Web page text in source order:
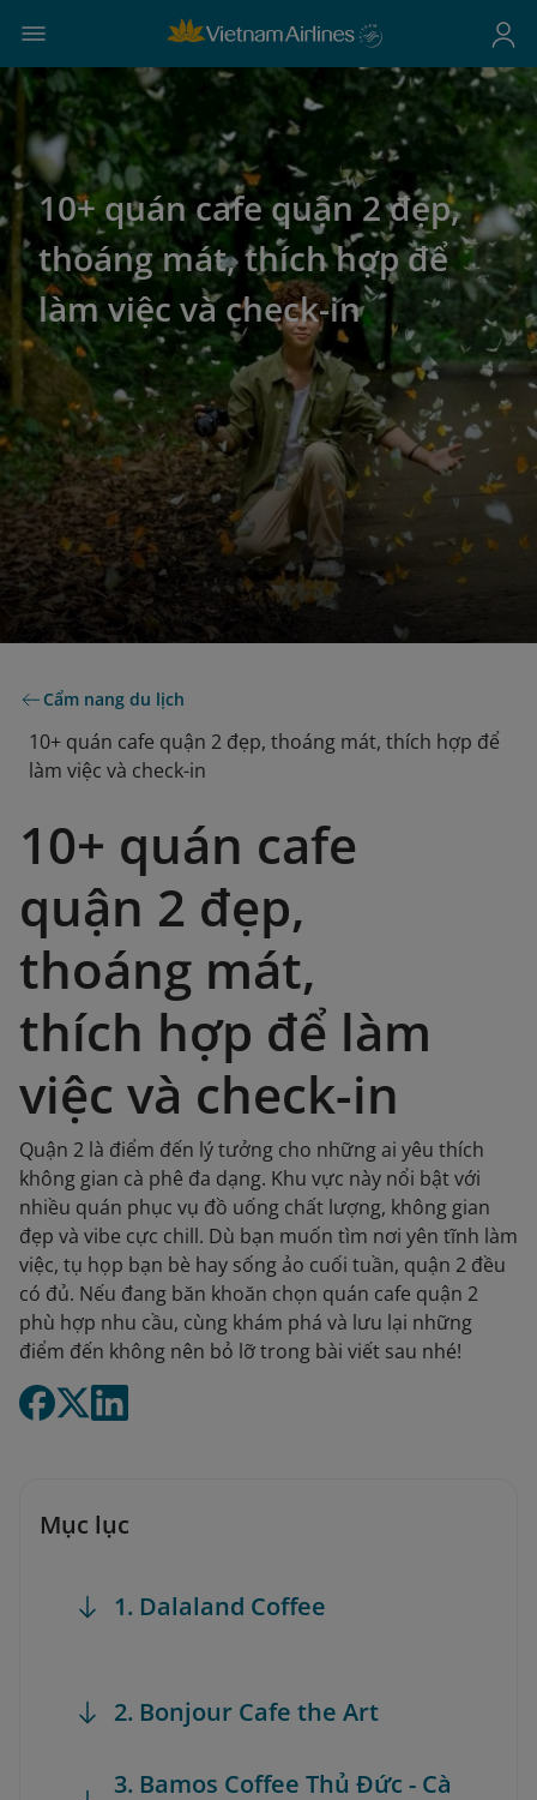
10+ quán cafe quận 2 đẹp,
thoáng mát, thích hợp để
làm việc và check-in
Cẩm nang du lịch
10+ quán cafe quận 2 đẹp, thoáng mát, thích hợp để
làm việc và check-in
10+ quán cafe
quận 2 đẹp,
thoáng mát,
thích hợp để làm
việc và check-in
Quận 2 là điểm đến lý tưởng cho những ai yêu thích
không gian cà phê đa dạng. Khu vực này nổi bật với
nhiều quán phục vụ đồ uống chất lượng, không gian
đẹp và vibe cực chill. Dù bạn muốn tìm nơi yên tĩnh làm
việc, tụ họp bạn bè hay sống ảo cuối tuần, quận 2 đều
có đủ. Nếu đang băn khoăn chọn quán cafe quận 2
phù hợp nhu cầu, cùng khám phá và lưu lại những
điểm đến không nên bỏ lỡ trong bài viết sau nhé!
Mục lục
1. Dalaland Coffee
2. Bonjour Cafe the Art
3. Bamos Coffee Thủ Đức - Cà